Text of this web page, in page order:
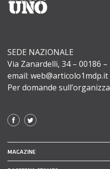
SEDE NAZIONALE
Via Zanardelli, 34 – 00186 –
email: web@articolo1mdp.it
Per domande
MAGAZINE